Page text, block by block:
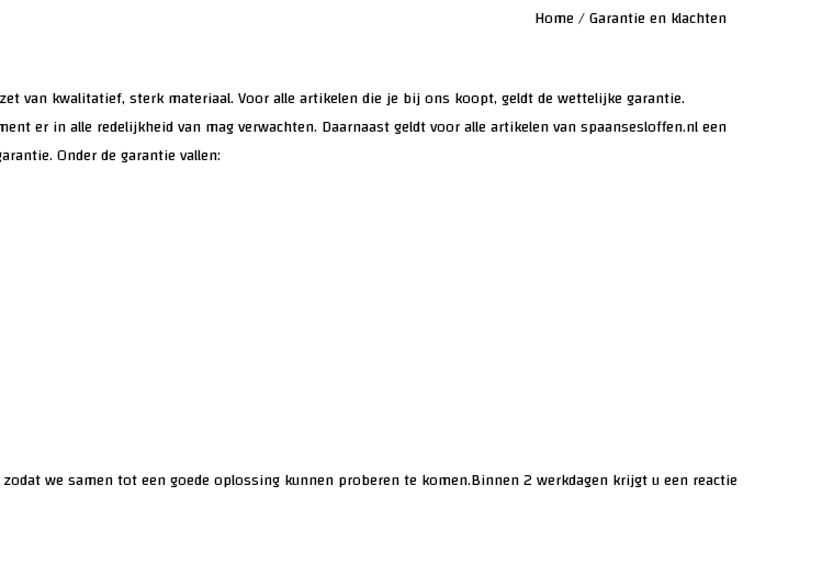
Home/Garantie en klachten
van kwalitatief, sterk materiaal. Voor alle artikelen die je bij ons koopt, geldt de wettelijke garantie.
er in alle redelijkheid van mag verwachten. Daarnaast geldt voor alle artikelen van spaansesloffen.nl een
Onder de garantie vallen:
we samen tot een goede oplossing kunnen proberen te komen.Binnen 2 werkdagen krijgt u een reactie